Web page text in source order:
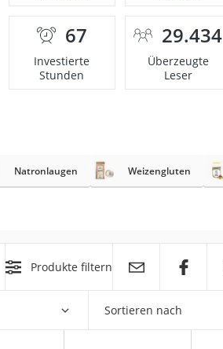
67
Investierte
Stunden
29.434
Überzeugte
Leser
Natronlaugen Weizengluten
Produkte filtern
Sortieren nach